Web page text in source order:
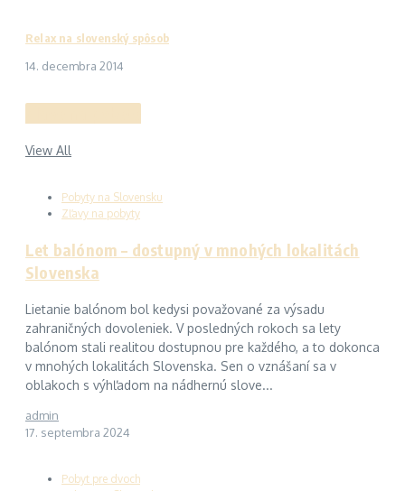
Relax na slovenský spôsob
14. decembra 2014
View All
Pobyty na Slovensku
Zľavy na pobyty
Let balónom – dostupný v mnohých lokalitách
Slovenska
Lietanie balónom bol kedysi považované za výsadu
zahraničných dovoleniek. V posledných rokoch sa lety
balónom stali realitou dostupnou pre každého, a to dokonca
v mnohých lokalitách Slovenska. Sen o vznášaní sa v
oblakoch s výhľadom na nádhernú slove...
admin
17. septembra 2024
Pobyt pre dvoch